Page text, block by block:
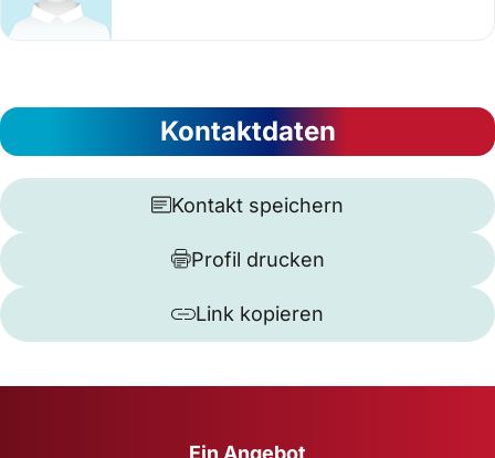
Kontaktdaten
Kontakt speichern
Profil drucken
Link kopieren
Ein Angebot